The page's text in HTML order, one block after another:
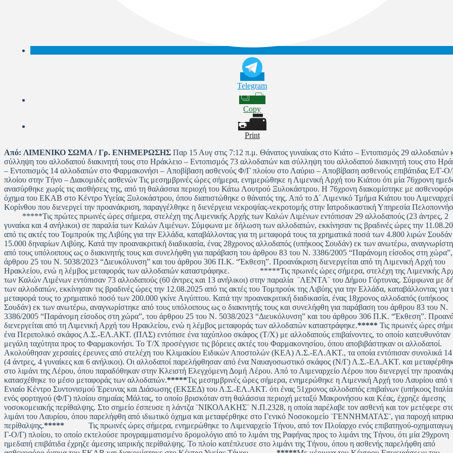
Telegram
Copy
Print
Από: ΛΙΜΕΝΙΚΟ ΣΩΜΑ / Γρ. ΕΝΗΜΕΡΩΣΗΣ Παρ 15 Αυγ στις 7:12 π.μ. Θάνατος γυναίκας στο Κιάτο – Εντοπισμός 29 αλλοδαπών
σύλληψη του αλλοδαπού διακινητή τους στο Ηράκλειο – Εντοπισμός 73 αλλοδαπών και σύλληψη του αλλοδαπού διακινητή τους στο
– Εντοπισμός 14 αλλοδαπών στο Φαρμακονήσι – Αποβίβαση ασθενούς Φ/Γ πλοίου στο Λαύριο – Αποβίβαση ασθενούς επιβάτιδας Ε/Γ-
πλοίου στην Τήνο – Διακομιδές ασθενών Τις μεσημβρινές ώρες σήμερα, ενημερώθηκε η Λιμενική Αρχή του Κιάτου ότι μία 76χρονη
ανασύρθηκε χωρίς τις αισθήσεις της, από τη θαλάσσια περιοχή του Κάτω Λουτρού Ξυλοκάστρου. Η 76χρονη διακομίστηκε με
όχημα του ΕΚΑΒ στο Κέντρο Υγείας Ξυλοκάστρου, όπου διαπιστώθηκε ο θάνατός της. Από το Δ΄ Λιμενικό Τμήμα Κιάτου του
Κορίνθου που διενεργεί την προανάκριση, παραγγέλθηκε η διενέργεια νεκροψίας-νεκροτομής στην Ιατροδικαστική Υπηρεσία
*****Τις πρώτες πρωινές ώρες σήμερα, στελέχη της Λιμενικής Αρχής των Καλών Λιμένων εντόπισαν 29 αλλοδαπούς (23 άντρες, 2
γυναίκα και 4 ανήλικοι) σε παραλία των Καλών Λιμένων. Σύμφωνα με δήλωση των αλλοδαπών, εκκίνησαν τις βραδινές ώρες την
από τις ακτές του Τομπρούκ της Λιβύης για την Ελλάδα, καταβάλλοντας για τη μεταφορά τους τα χρηματικά ποσά των 4.800 λιρών
15.000 δηναρίων Λιβύης. Κατά την προανακριτική διαδικασία, ένας 28χρονος αλλοδαπός (υπήκοος Σουδάν) εκ των ανωτέρω,
από τους υπόλοιπους ως ο διακινητής τους και συνελήφθη για παράβαση του άρθρου 83 του Ν. 3386/2005 “Παράνομη είσοδος στη
άρθρου 25 του Ν. 5038/2023 “Διευκόλυνση” και του άρθρου 306 Π.Κ. “Έκθεση”. Προανάκριση διενεργείται από τη Λιμενική Αρχή του
Ηρακλείου, ενώ η λέμβος μεταφοράς των αλλοδαπών καταστράφηκε. *****Τις πρωινές ώρες σήμερα, στελέχη της Λιμενικής
των Καλών Λιμένων εντόπισαν 73 αλλοδαπούς (60 άντρες και 13 ανήλικοι) στην παραλία ¨ΛΕΝΤΑ¨ του Δήμου Γόρτυνας. Σύμφωνα με
των αλλοδαπών, εκκίνησαν τις βραδινές ώρες την 12.08.2025 από τις ακτές του Τομπρούκ της Λιβύης για την Ελλάδα, καταβάλλοντας για
μεταφορά τους το χρηματικό ποσό των 200.000 γκίνε Αιγύπτου. Κατά την προανακριτική διαδικασία, ένας 18χρονος αλλοδαπός (υπήκοος
Σουδάν) εκ των ανωτέρω, αναγνωρίστηκε από τους υπόλοιπους ως ο διακινητής τους και συνελήφθη για παράβαση του άρθρου 83 του Ν.
3386/2005 “Παράνομη είσοδος στη χώρα”, του άρθρου 25 του Ν. 5038/2023 “Διευκόλυνση” και του άρθρου 306 Π.Κ. “Έκθεση”.
διενεργείται από τη Λιμενική Αρχή του Ηρακλείου, ενώ η λέμβος μεταφοράς των αλλοδαπών καταστράφηκε.***** Τις πρωινές ώρες
ένα Περιπολικό σκάφος Λ.Σ.-ΕΛ.ΑΚΤ. (ΠΛΣ) εντόπισε ένα ταχύπλοο σκάφος (Τ/Χ) με αλλοδαπούς επιβαίνοντες, το οποίο κατευθυνόταν
μεγάλη ταχύτητα προς το Φαρμακονήσι. Το Τ/Χ προσέγγισε τις βόρειες ακτές του Φαρμακονησίου, όπου αποβιβάστηκαν οι αλλοδαποί.
Ακολούθησαν χερσαίες έρευνες από στελέχη του Κλιμακίου Ειδικών Αποστολών (ΚΕΑ) Λ.Σ.-ΕΛ.ΑΚΤ., τα οποία εντόπισαν συνολικά
(4 άντρες, 4 γυναίκες και 6 ανήλικοι). Οι αλλοδαποί παρελήφθησαν από ένα Ναυαγοσωστικό σκάφος (Ν/Γ) Λ.Σ.-ΕΛ.ΑΚΤ. και
στο λιμάνι της Λέρου, όπου παραδόθηκαν στην Κλειστή Ελεγχόμενη Δομή Λέρου. Από το Λιμεναρχείο Λέρου που διενεργεί την
κατασχέθηκε το μέσο μεταφοράς των αλλοδαπών.*****Τις μεσημβρινές ώρες σήμερα, ενημερώθηκε η Λιμενική Αρχή του Λαυρίου από
Ενιαίο Κέντρο Συντονισμού Έρευνας και Διάσωσης (ΕΚΣΕΔ) του Λ.Σ.-ΕΛ.ΑΚΤ. ότι ένας 51χρονος αλλοδαπός επιβαίνων (υπήκοος
ενός φορτηγού (Φ/Γ) πλοίου σημαίας Μάλτας, το οποίο βρισκόταν στη θαλάσσια περιοχή μεταξύ Μακρονήσου και Κέας, έχρηζε άμεσης
νοσοκομειακής περίθαλψης. Στο σημείο έσπευσε η λάντζα ¨ΝΙΚΟΛΑΚΗΣ¨ Ν.Π.2328, η οποία παρέλαβε τον ασθενή και τον μετέφερε
λιμάνι του Λαυρίου, όπου παρελήφθη από ιδιωτικό όχημα και μεταφέρθηκε στο Γενικό Νοσοκομείο ¨ΓΕΝΝΗΜΑΤΑΣ¨, για παροχή
περίθαλψης.***** Τις πρωινές ώρες σήμερα, ενημερώθηκε το Λιμεναρχείο Τήνου, από τον Πλοίαρχο ενός επιβατηγού-
Γ-Ο/Γ) πλοίου, το οποίο εκτελούσε προγραμματισμένο δρομολόγιο από το λιμάνι της Ραφήνας προς το λιμάνι της Τήνου, ότι μία 29χρονη
ημεδαπή επιβάτιδα έχρηζε άμεσης ιατρικής περίθαλψης. Το πλοίο κατέπλευσε στο λιμάνι της Τήνου, όπου η ασθενής παρελήφθη από